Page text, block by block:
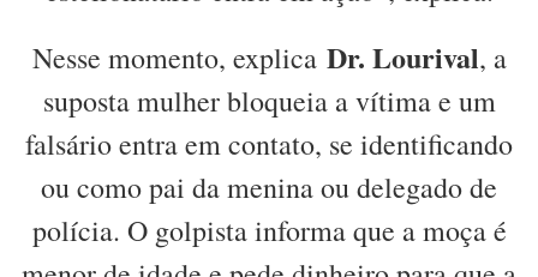
Nesse momento, explica Dr. Lourival, a
suposta mulher bloqueia a vítima e um
falsário entra em contato, se identificando
ou como pai da menina ou delegado de
polícia. O golpista informa que a moça é